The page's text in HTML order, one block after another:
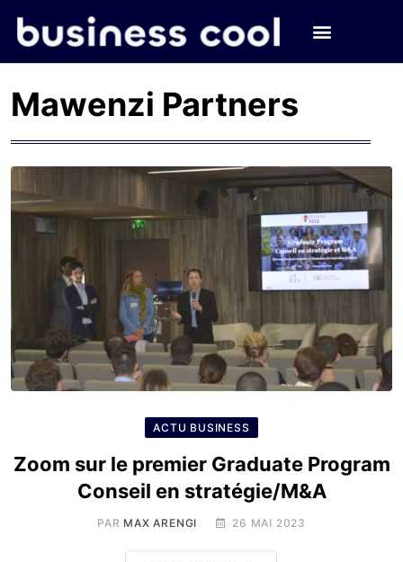
Mawenzi Partners
ACTU BUSINESS
Zoom sur le premier Graduate Program
Conseil en stratégie/M&A
PAR MAX ARENGI 26 MAI 2023